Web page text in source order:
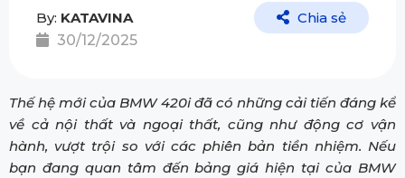
By: KATAVINA
30/12/2025
Chia sẻ
Thế hệ mới của BMW 420i đã có những cải tiến đáng kể
về cả nội thất và ngoại thất, cũng như động cơ vận
hành, vượt trội so với các phiên bản tiền nhiệm. Nếu
bạn đang quan tâm đến bảng giá hiện tại của BMW